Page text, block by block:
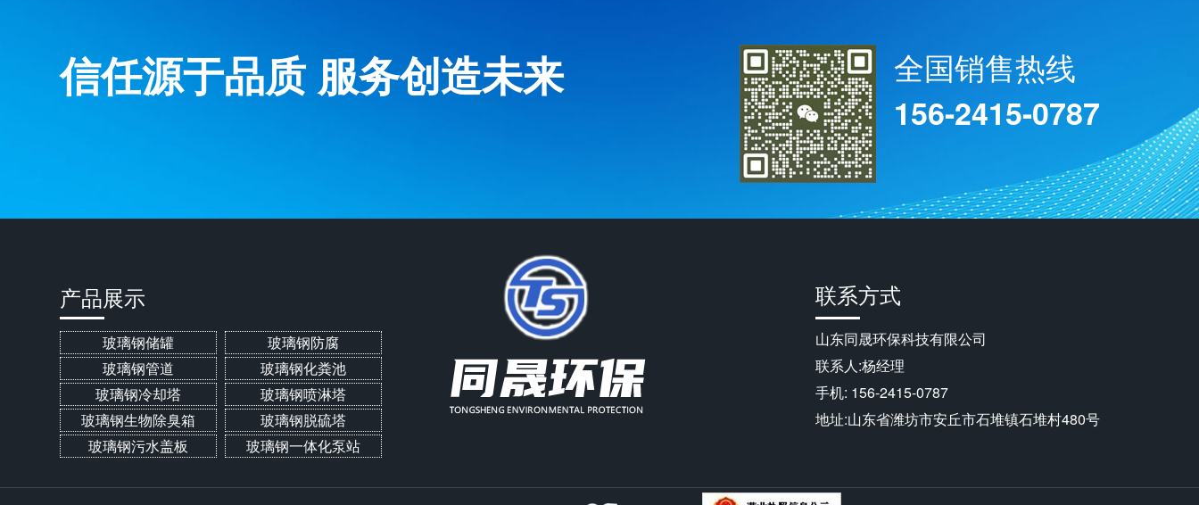
信任源于品质 服务创造未来 全国销售热线
156-2415-0787
产品展示
玻璃钢储罐
玻璃钢防腐
玻璃钢管道
玻璃钢化粪池
玻璃钢冷却塔
玻璃钢喷淋塔
玻璃钢生物除臭箱
玻璃钢脱硫塔
玻璃钢污水盖板
玻璃钢一体化泵站
联系方式
山东同晟环保科技有限公司
联系人:杨经理
手机: 156-2415-0787
地址:山东省潍坊市安丘市石堆镇石堆村480号